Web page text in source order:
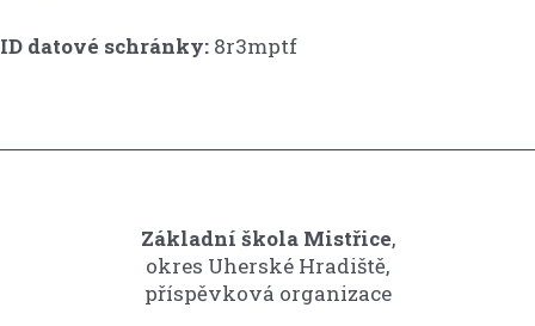
ID datové schránky: 8r3mptf
Základní škola Mistřice,
okres Uherské Hradiště,
příspěvková organizace